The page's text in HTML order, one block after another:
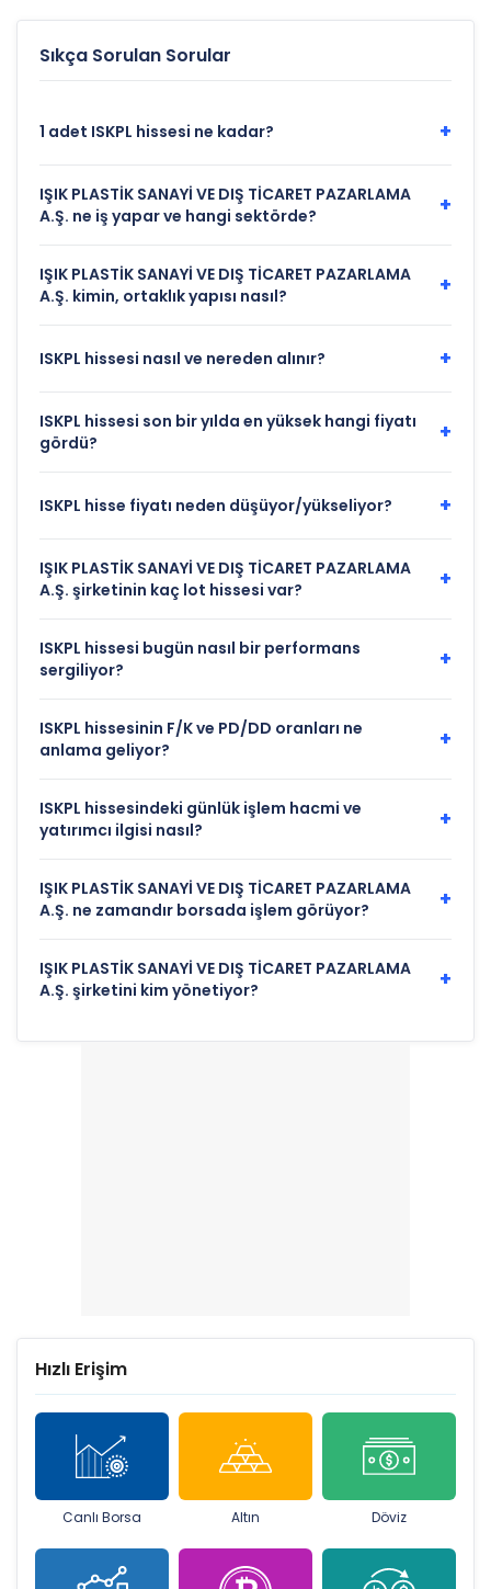
Sıkça Sorulan Sorular
1 adet ISKPL hissesi ne kadar? +
IŞIK PLASTİK SANAYİ VE DIŞ TİCARET PAZARLAMA
A.Ş. ne iş yapar ve hangi sektörde?
+
IŞIK PLASTİK SANAYİ VE DIŞ TİCARET PAZARLAMA
A.Ş. kimin, ortaklık yapısı nasıl?
+
ISKPL hissesi nasıl ve nereden alınır? +
ISKPL hissesi son bir yılda en yüksek hangi fiyatı
gördü?
+
ISKPL hisse fiyatı neden düşüyor/yükseliyor? +
IŞIK PLASTİK SANAYİ VE DIŞ TİCARET PAZARLAMA
A.Ş. şirketinin kaç lot hissesi var?
+
ISKPL hissesi bugün nasıl bir performans
sergiliyor?
+
ISKPL hissesinin F/K ve PD/DD oranları ne
anlama geliyor?
+
ISKPL hissesindeki günlük işlem hacmi ve
yatırımcı ilgisi nasıl?
+
IŞIK PLASTİK SANAYİ VE DIŞ TİCARET PAZARLAMA
A.Ş. ne zamandır borsada işlem görüyor?
+
IŞIK PLASTİK SANAYİ VE DIŞ TİCARET PAZARLAMA
A.Ş. şirketini kim yönetiyor?
+
Hızlı Erişim
Canlı Borsa Altın Döviz